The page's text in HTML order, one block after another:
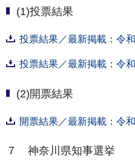
(1)投票結果
投票結果／最新掲載：令
投票結果／最新掲載：令
(2)開票結果
開票結果／最新掲載：令
７ 神奈川県知事選挙